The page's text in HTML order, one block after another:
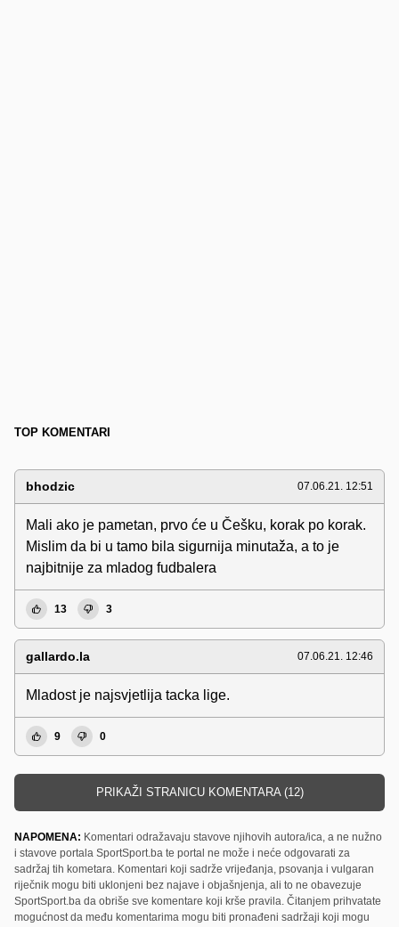
TOP KOMENTARI
bhodzic 07.06.21. 12:51
Mali ako je pametan, prvo će u Češku, korak po korak.
Mislim da bi u tamo bila sigurnija minutaža, a to je
najbitnije za mladog fudbalera
13 3
gallardo.la 07.06.21. 12:46
Mladost je najsvjetlija tacka lige.
9 0
PRIKAŽI STRANICU KOMENTARA (12)
NAPOMENA: Komentari odražavaju stavove njihovih autora/ica, a ne nužno
i stavove portala SportSport.ba te portal ne može i neće odgovarati za
sadržaj tih kometara. Komentari koji sadrže vrijeđanja, psovanja i vulgaran
riječnik mogu biti uklonjeni bez najave i objašnjenja, ali to ne obavezuje
SportSport.ba da obriše sve komentare koji krše pravila. Čitanjem prihvatate
mogućnost da među komentarima mogu biti pronađeni sadržaji koji mogu